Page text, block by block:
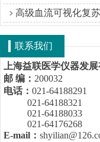
高级血流可视化复
联系我们
上海益联医学仪器发
邮 编： 200032
电话： 021-64188291
021-64188321
021-64188033
021-64176268
E-mail：